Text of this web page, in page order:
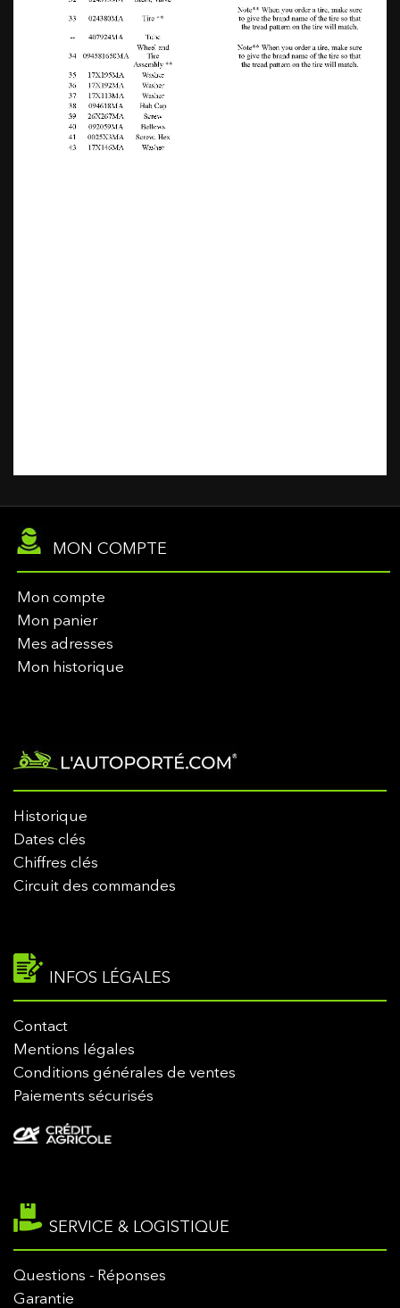
MON COMPTE
Mon compte
Mon panier
Mes adresses
Mon historique
Historique
Dates clés
Chiffres clés
Circuit des commandes
INFOS LÉGALES
Contact
Mentions légales
Conditions générales de ventes
Paiements sécurisés
SERVICE & LOGISTIQUE
Questions - Réponses
Garantie